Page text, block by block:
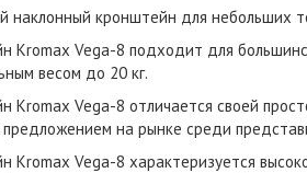
наклонный кронштейн для небольших
Kromax Vega-8 подходит для
весом до 20 кг.
Kromax Vega-8 отличается своей
на рынке среди
Kromax Vega-8 характеризуется